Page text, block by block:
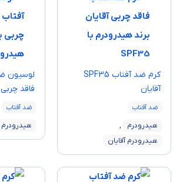
كرم ضد آفتاب SPF35
آقايان
ضد آفتاب
هیدرودرم
,
هیدرودرم آقایان
فاقد چربی
ضد آفتاب
هیدرودرم